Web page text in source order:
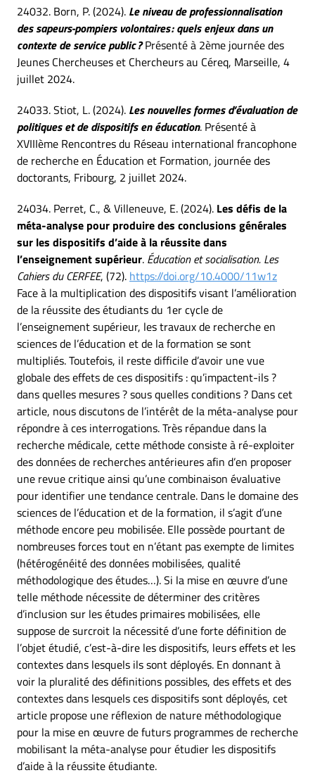
24032. Born, P. (2024). Le niveau de professionnalisation
des sapeurs-pompiers volontaires : quels enjeux dans un
contexte de service public ?Présenté à 2ème journée des
Jeunes Chercheuses et Chercheurs au Céreq, Marseille, 4
juillet 2024.
24033. Stiot, L. (2024). Les nouvelles formes d’évaluation de
politiques et de dispositifs en éducation. Présenté à
XVIIIème Rencontres du Réseau international francophone
de recherche en Éducation et Formation, journée des
doctorants, Fribourg, 2 juillet 2024.
24034. Perret, C., & Villeneuve, E. (2024). Les défis de la
méta-analyse pour produire des conclusions générales
sur les dispositifs d’aide à la réussite dans
l’enseignement supérieur. Éducation et socialisation. Les
Cahiers du CERFEE, (72). https://doi.org/10.4000/11w1z
Face à la multiplication des dispositifs visant l’amélioration
de la réussite des étudiants du 1er cycle de
l’enseignement supérieur, les travaux de recherche en
sciences de l’éducation et de la formation se sont
multipliés. Toutefois, il reste difficile d’avoir une vue
globale des effets de ces dispositifs : qu’impactent-ils ?
dans quelles mesures ? sous quelles conditions ? Dans cet
article, nous discutons de l’intérêt de la méta-analyse pour
répondre à ces interrogations. Très répandue dans la
recherche médicale, cette méthode consiste à ré-exploiter
des données de recherches antérieures afin d’en proposer
une revue critique ainsi qu’une combinaison évaluative
pour identifier une tendance centrale. Dans le domaine des
sciences de l’éducation et de la formation, il s’agit d’une
méthode encore peu mobilisée. Elle possède pourtant de
nombreuses forces tout en n’étant pas exempte de limites
(hétérogénéité des données mobilisées, qualité
méthodologique des études…). Si la mise en œuvre d’une
telle méthode nécessite de déterminer des critères
d’inclusion sur les études primaires mobilisées, elle
suppose de surcroit la nécessité d’une forte définition de
l’objet étudié, c’est-à-dire les dispositifs, leurs effets et les
contextes dans lesquels ils sont déployés. En donnant à
voir la pluralité des définitions possibles, des effets et des
contextes dans lesquels ces dispositifs sont déployés, cet
article propose une réflexion de nature méthodologique
pour la mise en œuvre de futurs programmes de recherche
mobilisant la méta-analyse pour étudier les dispositifs
d’aide à la réussite étudiante.